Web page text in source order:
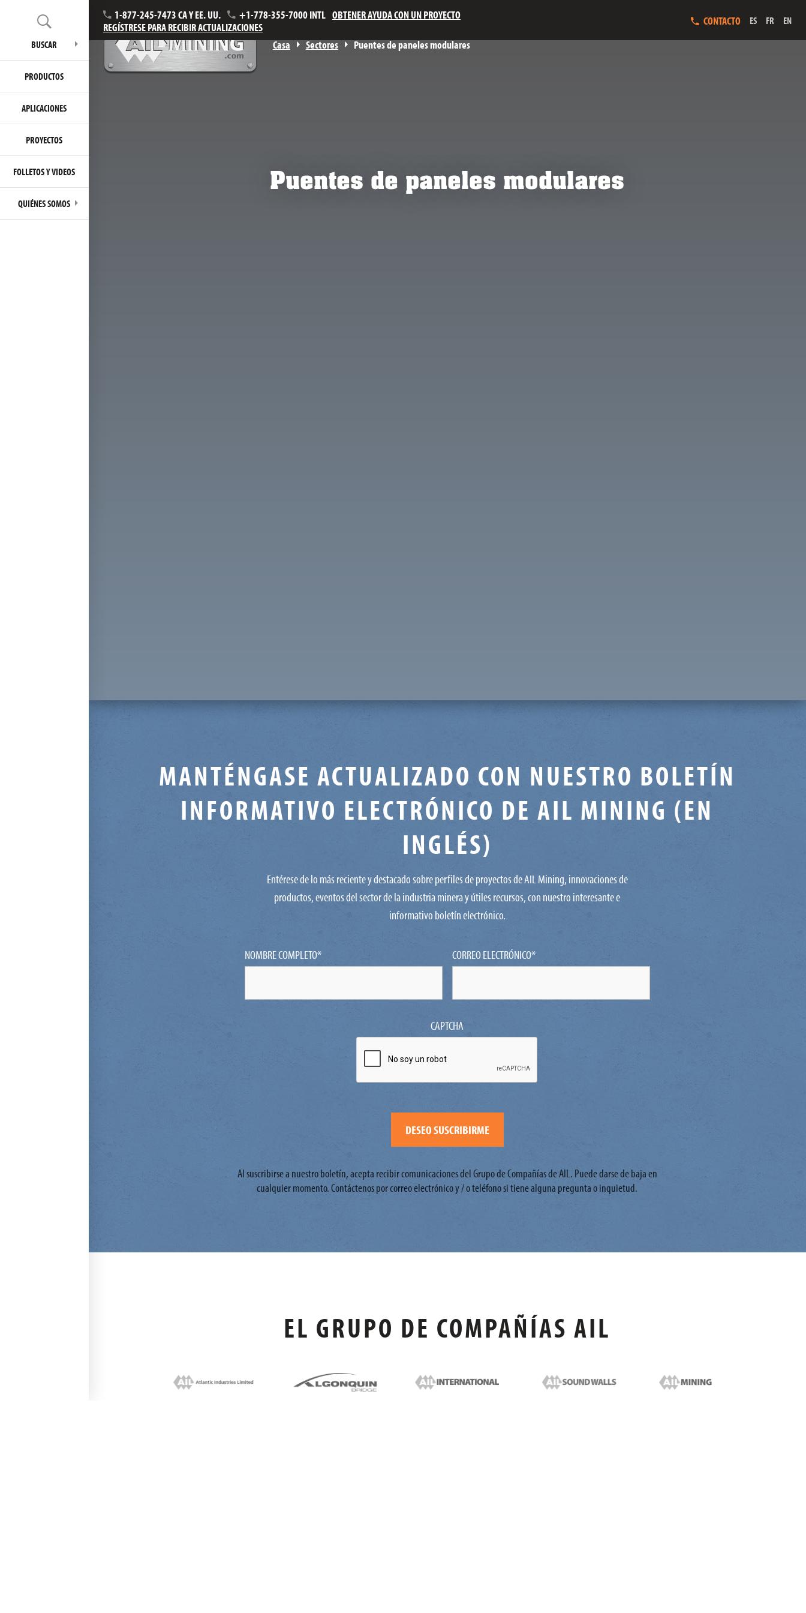
BUSCAR
PRODUCTOS
APLICACIONES
PROYECTOS
FOLLETOS Y VIDEOS
QUIÉNES SOMOS
1-877-245-7473 CA Y EE. UU. +1-778-355-7000 INTL OBTENER AYUDA CON UN PROYECTO
REGÍSTRESE PARA RECIBIR ACTUALIZACIONES
CONTACTO ES FR EN
Casa Sectores Puentes de paneles modulares
Puentes de paneles modulares
MANTÉNGASE ACTUALIZADO CON NUESTRO BOLETÍN
INFORMATIVO ELECTRÓNICO DE AIL MINING (EN
INGLÉS)
Entérese de lo más reciente y destacado sobre perfiles de proyectos de AIL Mining, innovaciones de
productos, eventos del sector de la industria minera y útiles recursos, con nuestro interesante e
informativo boletín electrónico.
NOMBRE COMPLETO* CORREO ELECTRÓNICO*
CAPTCHA
Al suscribirse a nuestro boletín, acepta recibir comunicaciones del Grupo de Compañías de AIL. Puede darse de baja en
cualquier momento. Contáctenos por correo electrónico y / o teléfono si tiene alguna pregunta o inquietud.
EL GRUPO DE COMPAÑÍAS AIL